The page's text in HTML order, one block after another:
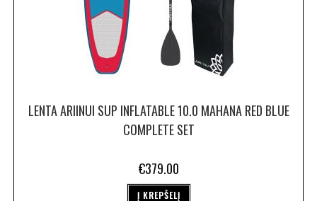
LENTA ARIINUI SUP INFLATABLE 10.0 MAHANA RED BLUE
COMPLETE SET
€379.00
Į KREPŠELĮ